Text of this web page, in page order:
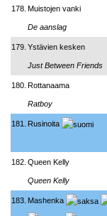
178. Muistojen vanki
De aanslag
179. Ystävien kesken
Just Between Friends
180. Rottanaama
Ratboy
181. Rusinoita
182. Queen Kelly
Queen Kelly
183. Mashenka